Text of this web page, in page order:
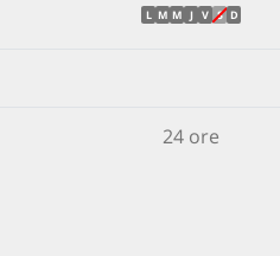
L M M J V S D
24 ore